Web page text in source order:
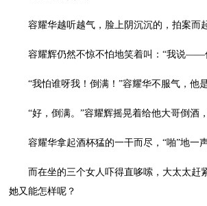
容耀华越听越气，脸上阴沉沉的，拍案而
容耀辉仍然不惊不怕地笑着叫：“我说——
“我怕谁呀我！倒满！”容耀华不服气，他是
“好，倒满。”容耀辉摇晃着给他大哥倒酒，
容耀华拿起酒杯猛的一干而尽，“啪”地一
而在坐的三个女人吓得直哆嗦，大太太赶紧
她又能怎样呢？